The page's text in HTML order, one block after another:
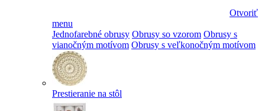
Otvoriť
menu
Jednofarebné obrusy Obrusy so vzorom Obrusy s
vianočným motívom Obrusy s veľkonočným motívom
Prestieranie na stôl